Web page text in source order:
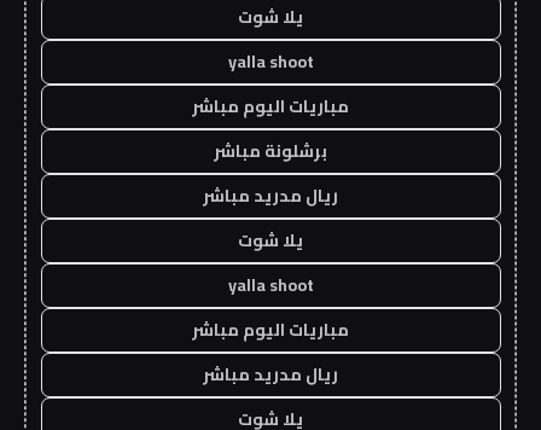
يلا شوت
yalla shoot
مباريات اليوم مباشر
برشلونة مباشر
ريال مدريد مباشر
يلا شوت
yalla shoot
مباريات اليوم مباشر
ريال مدريد مباشر
يلا شوت